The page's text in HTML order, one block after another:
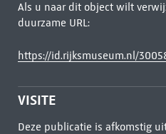
Als u naar dit object wilt
duurzame URL:
https://id.rijksmuseum.nl/
VISITE
Deze publicatie is afkomstig